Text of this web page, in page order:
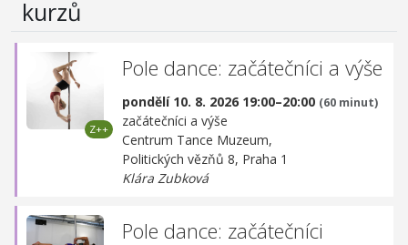
kurzů
Pole dance: začátečníci a výše
pondělí 10. 8. 2026 19:00–20:00 (60 minut)
začátečníci a výše
Centrum Tance Muzeum,
Politických vězňů 8, Praha 1
Klára Zubková
Pole dance: začátečníci